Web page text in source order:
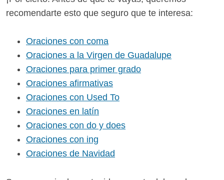
recomendarte esto que seguro que te interesa:
Oraciones con coma
Oraciones a la Virgen de Guadalupe
Oraciones para primer grado
Oraciones afirmativas
Oraciones con Used To
Oraciones en latín
Oraciones con do y does
Oraciones con ing
Oraciones de Navidad